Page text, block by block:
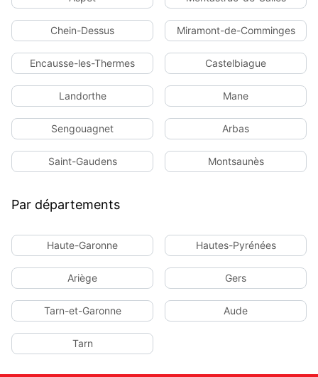
Chein-Dessus Miramont-de-Comminges
Encausse-les-Thermes Castelbiague
Landorthe Mane
Sengouagnet Arbas
Saint-Gaudens Montsaunès
Par départements
Haute-Garonne Hautes-Pyrénées
Ariège Gers
Tarn-et-Garonne Aude
Tarn